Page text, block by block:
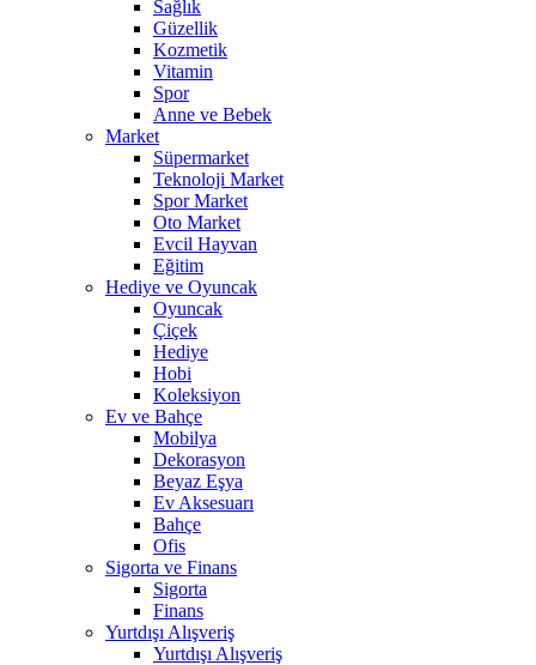
Sağlık
Güzellik
Kozmetik
Vitamin
Spor
Anne ve Bebek
Market
Süpermarket
Teknoloji Market
Spor Market
Oto Market
Evcil Hayvan
Eğitim
Hediye ve Oyuncak
Oyuncak
Çiçek
Hediye
Hobi
Koleksiyon
Ev ve Bahçe
Mobilya
Dekorasyon
Beyaz Eşya
Ev Aksesuarı
Bahçe
Ofis
Sigorta ve Finans
Sigorta
Finans
Yurtdışı Alışveriş
Yurtdışı Alışveriş